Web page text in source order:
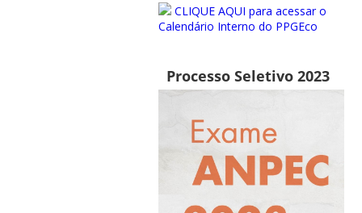
CLIQUE AQUI para acessar o
Calendário Interno do PPGEco
Processo Seletivo 2023